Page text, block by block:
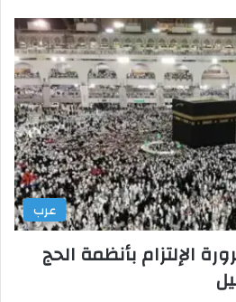
عرب
الإلتزام بأنظمة الحج